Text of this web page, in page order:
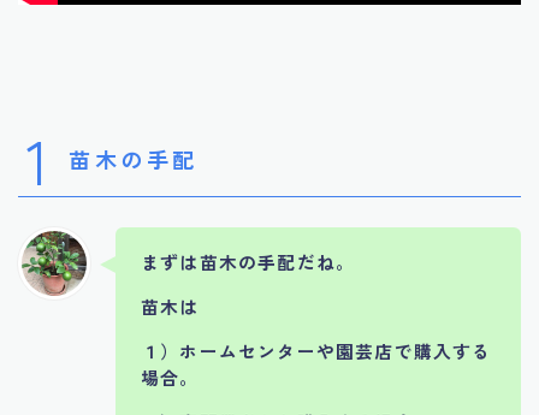
1 苗木の手配
まずは苗木の手配だね。
苗木は
１）ホームセンターや園芸店で購入する
場合。